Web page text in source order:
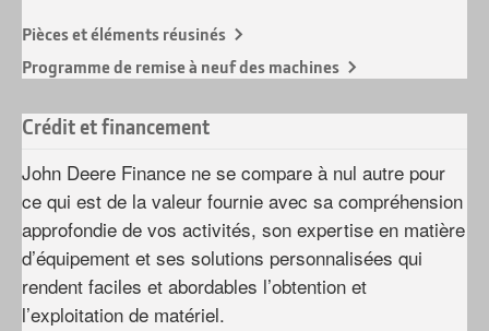
Pièces et éléments réusinés
Programme de remise à neuf des machines
Crédit et financement
John Deere Finance ne se compare à nul autre pour
ce qui est de la valeur fournie avec sa compréhension
approfondie de vos activités, son expertise en matière
d’équipement et ses solutions personnalisées qui
rendent faciles et abordables l’obtention et
l’exploitation de matériel.